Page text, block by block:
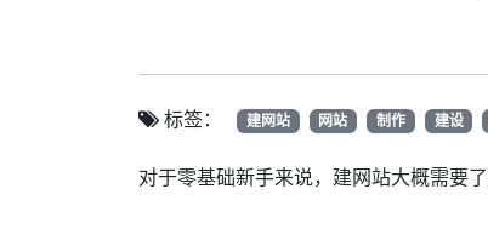
标签： 建网站 网站 制作 建设
对于零基础新手来说，建网站大概需要了